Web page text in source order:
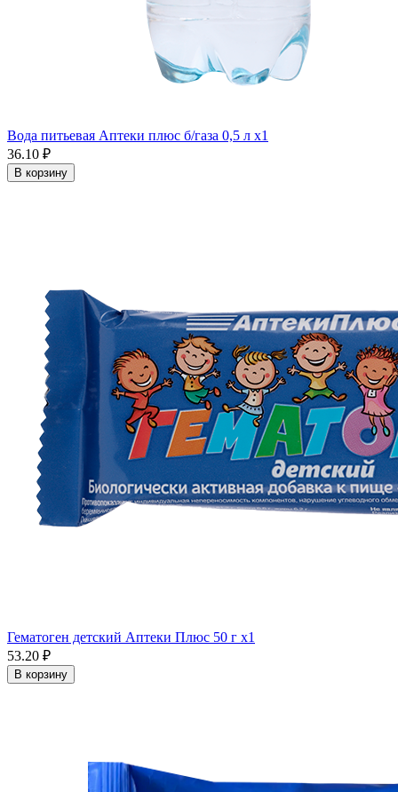
Вода питьевая Аптеки плюс б/газа 0,5 л x1
36.10 ₽
В корзину
Гематоген детский Аптеки Плюс 50 г x1
53.20 ₽
В корзину